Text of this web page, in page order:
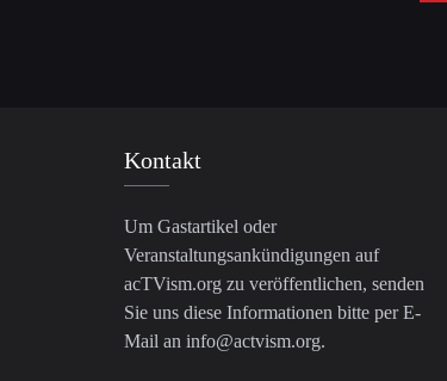
Kontakt
Um Gastartikel oder
Veranstaltungsankündigungen auf
acTVism.org zu veröffentlichen, senden
Sie uns diese Informationen bitte per E-
Mail an info@actvism.org.